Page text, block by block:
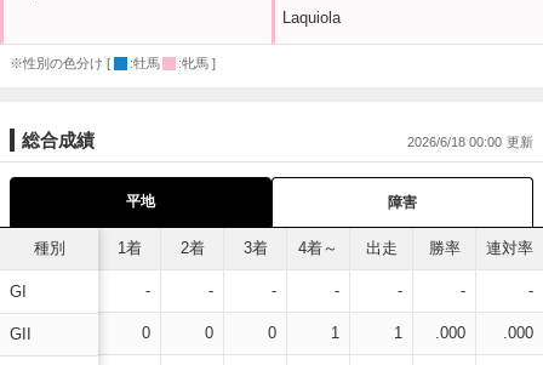
Laquiola
※性別の色分け [ :牡馬 :牝馬 ]
総合成績 2026/6/18 00:00
平地 障害
種別
GI
GII
1着 2着 3着 4着～ 出走 勝率 連対率
- - - - - - -
0 0 0 1 1 .000 .000